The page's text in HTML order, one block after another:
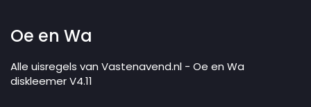
Oe en Wa
Alle uisregels van Vastenavend.nl - Oe en Wa
diskleemer V4.11